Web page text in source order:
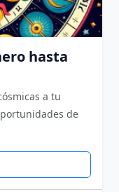
hasta
a tu
de